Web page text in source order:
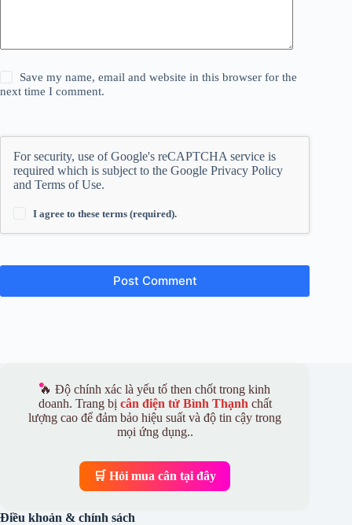
Save my name, email and website in this browser for the
next time I comment.
For security, use of Google's reCAPTCHA service is
required which is subject to the Google Privacy Policy
and Terms of Use.
I agree to these terms (required).
Post Comment
🔥 Độ chính xác là yếu tố then chốt trong kinh
doanh. Trang bị cân điện tử Bình Thạnh chất
lượng cao để đảm bảo hiệu suất và độ tin cậy trong
mọi ứng dụng..
🛒 Hỏi mua cân tại đây
Điều khoản & chính sách